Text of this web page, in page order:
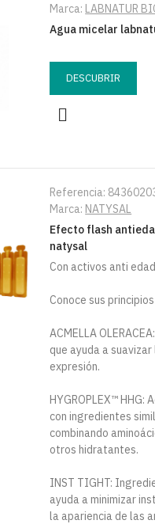
Marca: LABNATUR
Agua micelar
DESCUBRIR
Referencia:
Marca: NATYSAL
Efecto flash
natysal
Con activos anti
Conoce sus
ACMELLA
que ayuda a
expresión.
HYGROPLEX™ HHG:
con ingredientes
combinando
otros hidratantes.
INST TIGHT:
ayuda a minimizar
la apariencia de las